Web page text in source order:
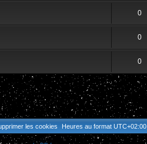
0
0
0
Heures au format UTC+02:00
les cookies